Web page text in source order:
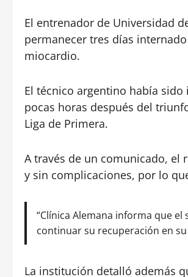
El entrenador de Universidad
permanecer tres días
miocardio.
El técnico argentino había
pocas horas después del
Liga de Primera.
A través de un comunicado,
y sin complicaciones, por lo
“Clínica Alemana informa que
continuar su recuperación en
La institución detalló además